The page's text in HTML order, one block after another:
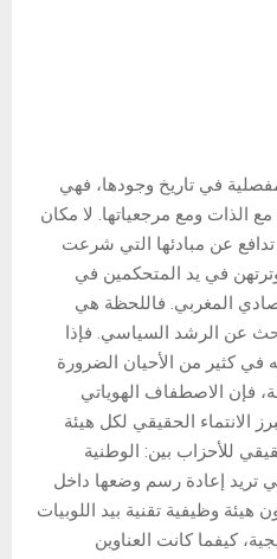
في تاريخ وجودها، فهي
ومع مرجعياتها. لا مكان
تدافع عن مبادئها التي شرعت
في يد المتحكمين في
المغربي. فاللحظة هي
عن الرشد السياسي. فإذا
كثير من الأحيان الضرورة
فإن الاصطفاف الهوياتي
الانتماء الحقيقي لكل هيئة
للأحزاب بين: الوطنية
تريد إعادة رسم وضعها داخل
هيئة وظيفية تقنية بيد اللوبيات
كيفما كانت العناوين